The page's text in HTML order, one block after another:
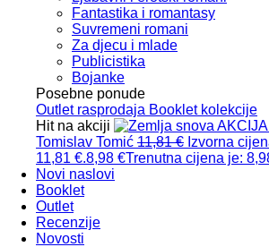
Fantastika i romantasy
Suvremeni romani
Za djecu i mlade
Publicistika
Bojanke
Posebne ponude
Outlet rasprodaja Booklet kolekcije
Hit na akciji
AKCIJA
Tomislav Tomić 11,81€ Izvorna
11,81 €.8,98 €Trenutna cijena je:
Novi naslovi
Booklet
Outlet
Recenzije
Novosti